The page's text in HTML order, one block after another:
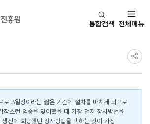
통합검색 전체메뉴
로 3일장이라는 짧은 기간에 절차를 마치게 되므로
작스런 임종을 맞이했을 때 가장 먼저 장사방법을
전에 희망했던 장사방법을 택하는 것이 가장